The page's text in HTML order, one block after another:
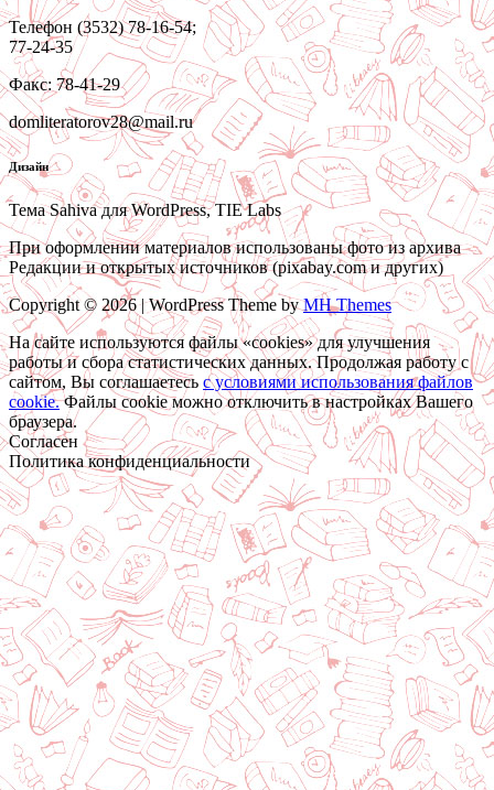
Телефон (3532) 78-16-54;
77-24-35
Факс: 78-41-29
domliteratorov28@mail.ru
Дизайн
Тема Sahiva для WordPress, TIE Labs
При оформлении материалов использованы фото из архива
Редакции и открытых источников (pixabay.com и других)
Copyright © 2026 | WordPress Theme byMH Themes
На сайте используются файлы «cookies» для улучшения
работы и сбора статистических данных. Продолжая работу с
сайтом, Вы соглашаетесь c условиями использования файлов
cookie.Файлы cookie можно отключить в настройках Вашего
браузера.
Согласен
Политика конфиденциальности